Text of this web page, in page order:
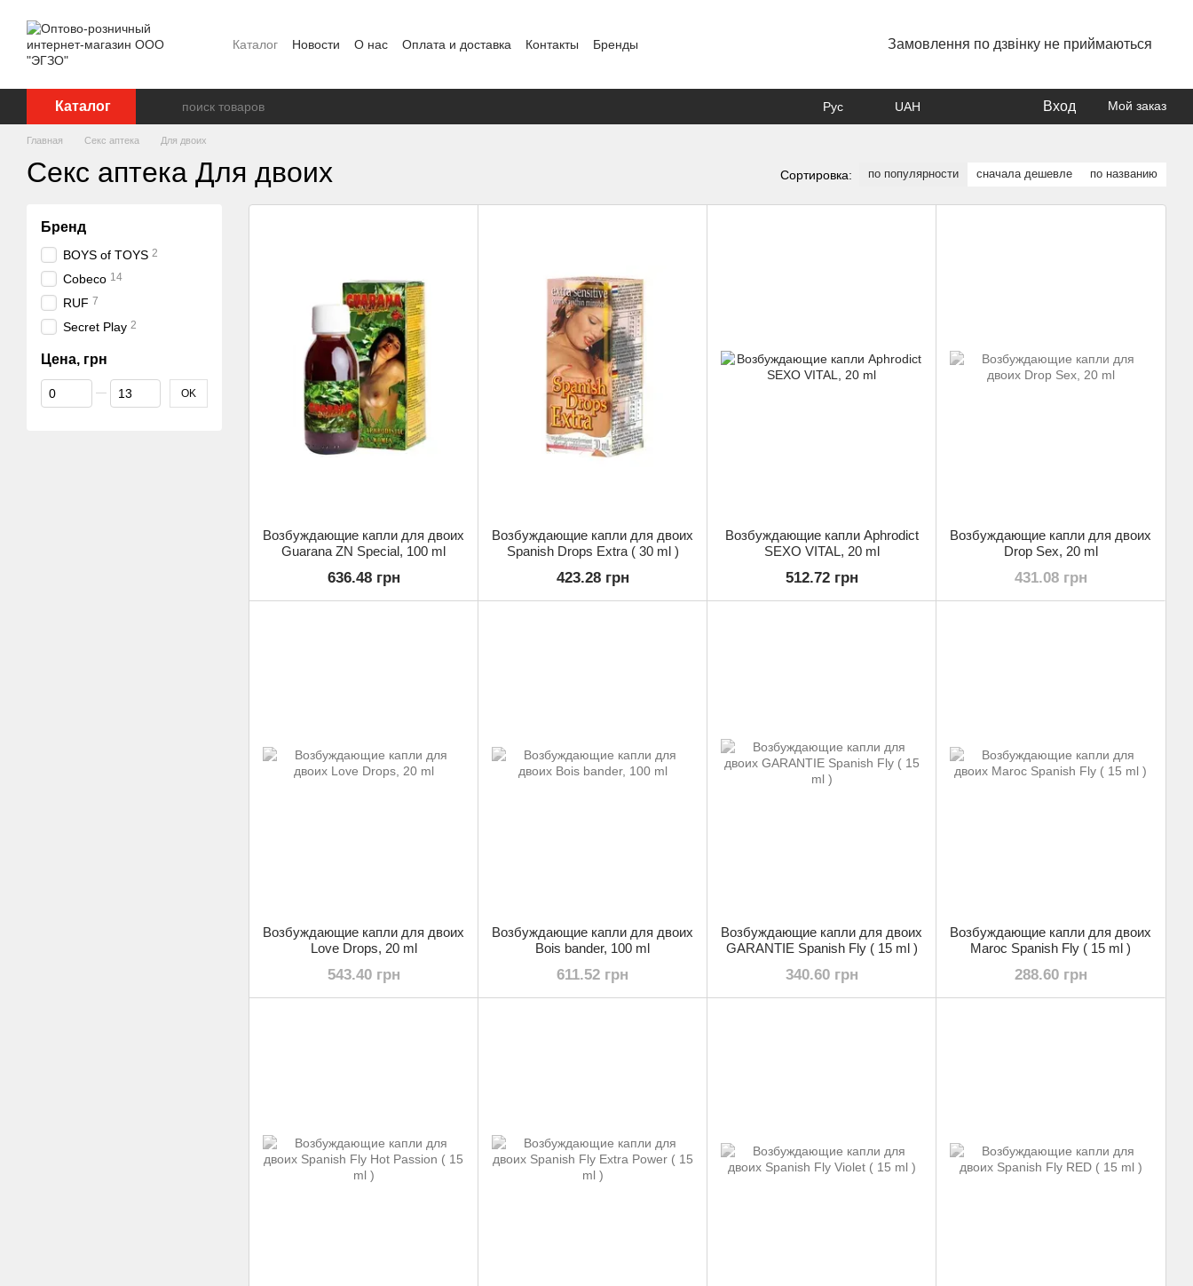
Каталог Новости О нас Оплата и доставка Контакты
Бренды
Замовлення по дзвінку не приймаються
Каталог Рус UAH Вход Мой заказ
Главная Секс аптека Для двоих
Секс аптека Для двоих Сортировка: по популярности сначала дешевле по названию
Возбуждающие капли для двоих
Guarana ZN Special, 100 ml
636.48 грн
Возбуждающие капли для двоих
Spanish Drops Extra ( 30 ml )
423.28 грн
Возбуждающие капли Aphrodict
SEXO VITAL, 20 ml
512.72 грн
Возбуждающие капли для двоих
Drop Sex, 20 ml
431.08 грн
Возбуждающие капли для двоих
Love Drops, 20 ml
543.40 грн
Возбуждающие капли для двоих
Bois bander, 100 ml
611.52 грн
Возбуждающие капли для двоих
GARANTIE Spanish Fly ( 15 ml )
340.60 грн
Возбуждающие капли для двоих
Maroc Spanish Fly ( 15 ml )
288.60 грн
Бренд
BOYS of TOYS 2
Cobeco 14
RUF 7
Secret Play 2
Цена, грн
От Цена, грн
До Цена, грн OK